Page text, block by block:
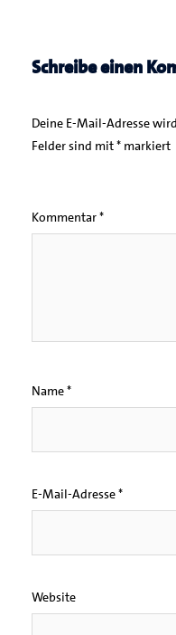
Schreibe einen
Deine E-Mail-Adresse
Felder sind mit* markiert
Kommentar*
Name*
E-Mail-Adresse*
Website